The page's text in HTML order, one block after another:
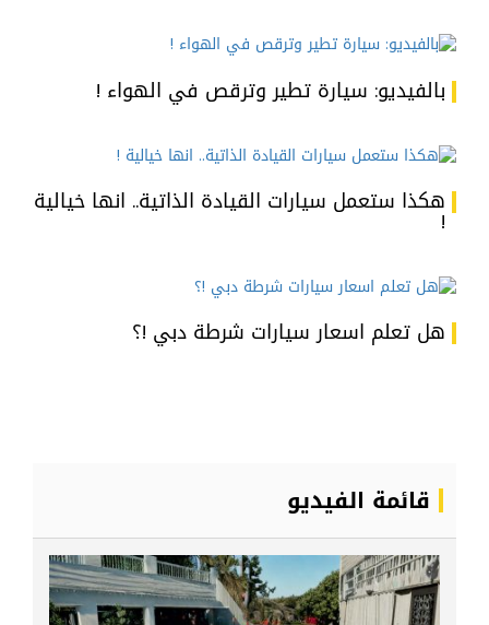
بالفيديو: سيارة تطير وترقص في الهواء !
هكذا ستعمل سيارات القيادة الذاتية.. انها خيالية
!
هل تعلم اسعار سيارات شرطة دبي !؟
قائمة الفيديو